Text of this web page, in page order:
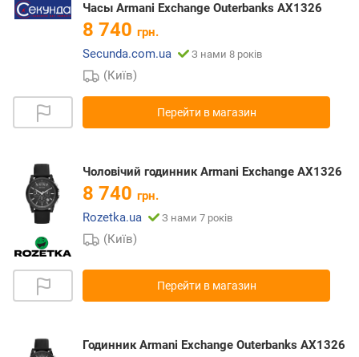
Часы Armani Exchange Outerbanks AX1326
8 740 грн.
Secunda.com.ua
З нами 8 років
(Київ)
Перейти в магазин
Чоловічий годинник Armani Exchange AX1326
8 740 грн.
Rozetka.ua
З нами 7 років
(Київ)
Перейти в магазин
Годинник Armani Exchange Outerbanks AX1326